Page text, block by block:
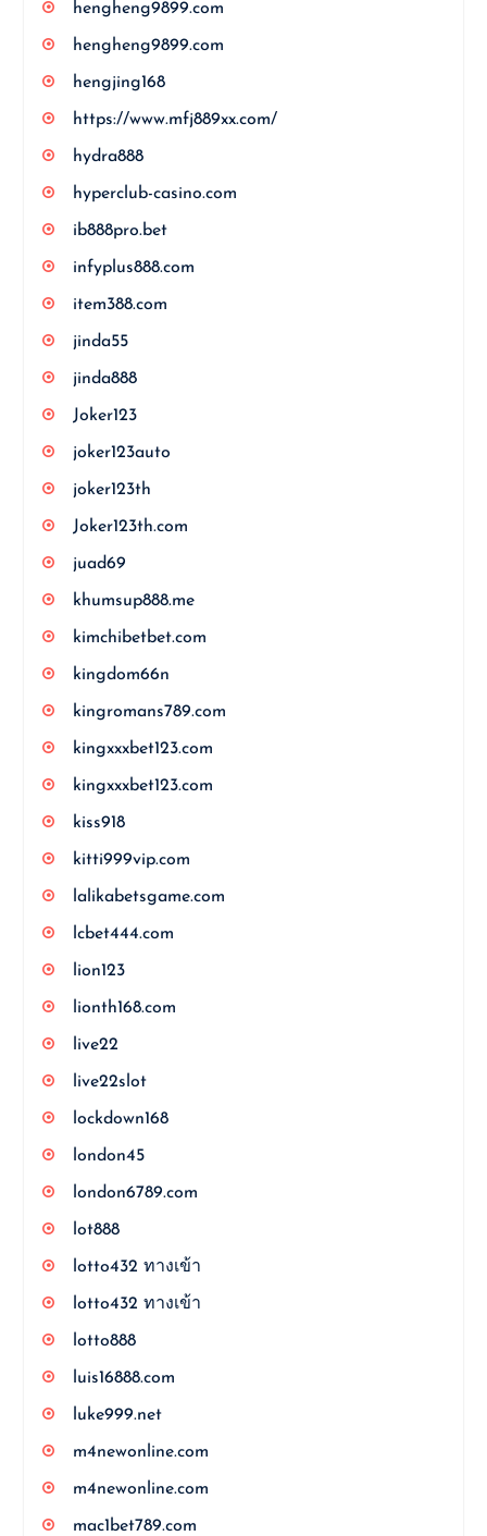
hengheng9899.com
hengheng9899.com
hengjing168
https://www.mfj889xx.com/
hydra888
hyperclub-casino.com
ib888pro.bet
infyplus888.com
item388.com
jinda55
jinda888
Joker123
joker123auto
joker123th
Joker123th.com
juad69
khumsup888.me
kimchibetbet.com
kingdom66n
kingromans789.com
kingxxxbet123.com
kingxxxbet123.com
kiss918
kitti999vip.com
lalikabetsgame.com
lcbet444.com
lion123
lionth168.com
live22
live22slot
lockdown168
london45
london6789.com
lot888
lotto432 ทางเข้า
lotto432 ทางเข้า
lotto888
luis16888.com
luke999.net
m4newonline.com
m4newonline.com
mac1bet789.com